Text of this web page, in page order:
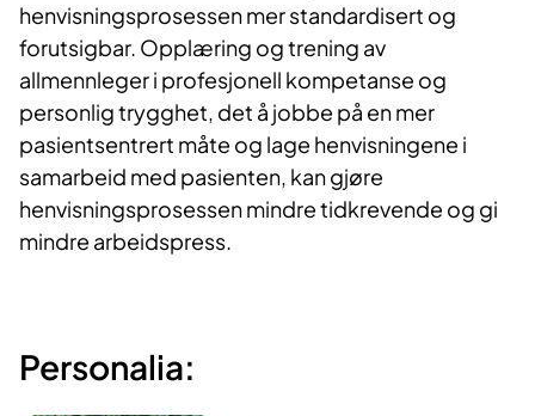
henvisningsprosessen mer standardisert og
forutsigbar. Opplæring og trening av
allmennleger i profesjonell kompetanse og
personlig trygghet, det å jobbe på en mer
pasientsentrert måte og lage henvisningene i
samarbeid med pasienten, kan gjøre
henvisningsprosessen mindre tidkrevende og gi
mindre arbeidspress.
Personalia: